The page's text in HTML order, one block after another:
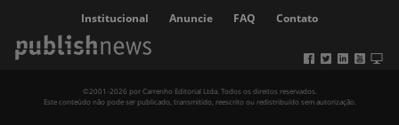
Institucional Anuncie FAQ Contato
©2001-2026 por Carrenho Editorial Ltda. Todos os direitos reservados.
Este conteúdo não pode ser publicado, transmitido, reescrito ou redistribuído sem autorização.